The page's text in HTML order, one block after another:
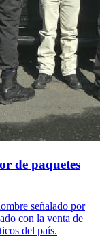
de paquetes
señalado por
con la venta de
del país.